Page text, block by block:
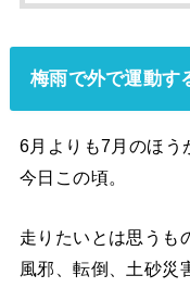
梅雨で外で運動す
6月よりも7月のほう
今日この頃。
走りたいとは思うも
風邪、転倒、土砂災